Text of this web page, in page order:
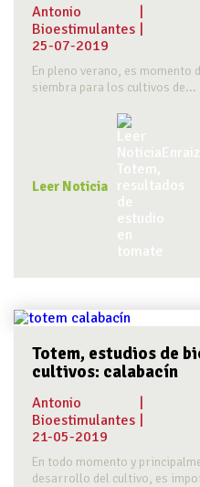
Antonio
Bioestimulantes
25-07-2019
En pleno verano, es momento
siembra para los cultivos de...
Leer Noticia
Totem, estudios de
cultivos: calabacín
Antonio
|
Bioestimulantes |
21-05-2019
En todo momento y
desarrollo del cultivo, es